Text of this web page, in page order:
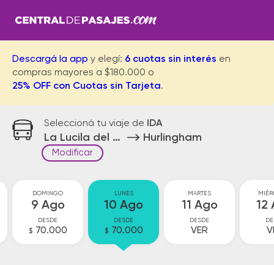
Descargá la app y elegí: 6 cuotas sin interés en
compras mayores a $180.000 o
25% OFF con Cuotas sin Tarjeta.
Seleccioná tu viaje de IDA
La Lucila del Mar Hurlingham
Modificar
DOMINGO
9 Ago
DESDE
$ 70.000
LUNES
10 Ago
DESDE
$ 70.000
MARTES
11 Ago
DESDE
VER
12